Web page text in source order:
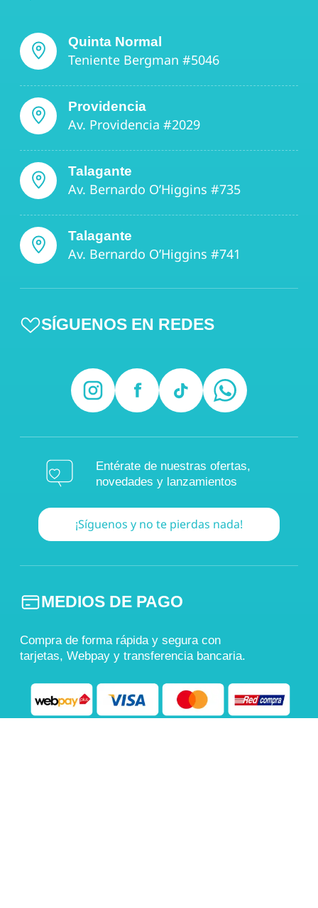
Quinta Normal
Teniente Bergman #5046
Providencia
Av. Providencia #2029
Talagante
Av. Bernardo O’Higgins #735
Talagante
Av. Bernardo O’Higgins #741
SÍGUENOS EN REDES
Entérate de nuestras ofertas,
novedades y lanzamientos
¡Síguenos y no te pierdas nada!
MEDIOS DE PAGO
Compra de forma rápida y segura con
tarjetas, Webpay y transferencia bancaria.